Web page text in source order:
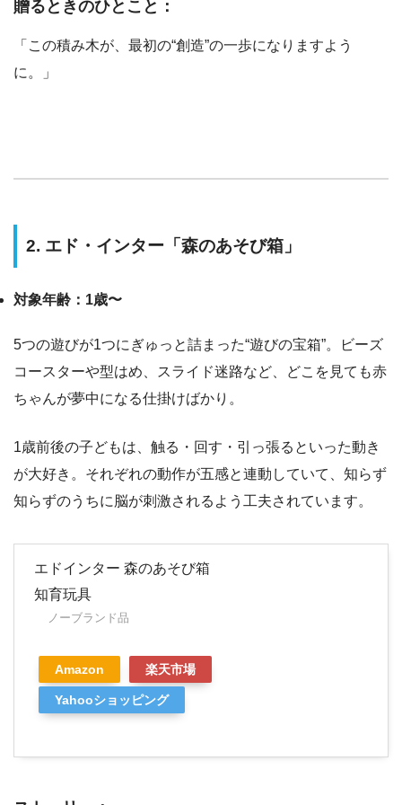
贈るときのひとこと：
「この積み木が、最初の“創造”の一歩になりますよう
に。」
2. エド・インター「森のあそび箱」
対象年齢：1歳〜
5つの遊びが1つにぎゅっと詰まった“遊びの宝箱”。ビーズ
コースターや型はめ、スライド迷路など、どこを見ても赤
ちゃんが夢中になる仕掛けばかり。
1歳前後の子どもは、触る・回す・引っ張るといった動き
が大好き。それぞれの動作が五感と連動していて、知らず
知らずのうちに脳が刺激されるよう工夫されています。
エドインター 森のあそび箱
知育玩具
ノーブランド品
Amazon 楽天市場
Yahooショッピング